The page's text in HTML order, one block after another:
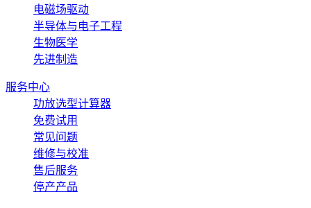
电磁场驱动
半导体与电子工程
生物医学
先进制造
服务中心
功放选型计算器
免费试用
常见问题
维修与校准
售后服务
停产产品